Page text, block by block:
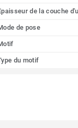
de la couche
de pose
du motif